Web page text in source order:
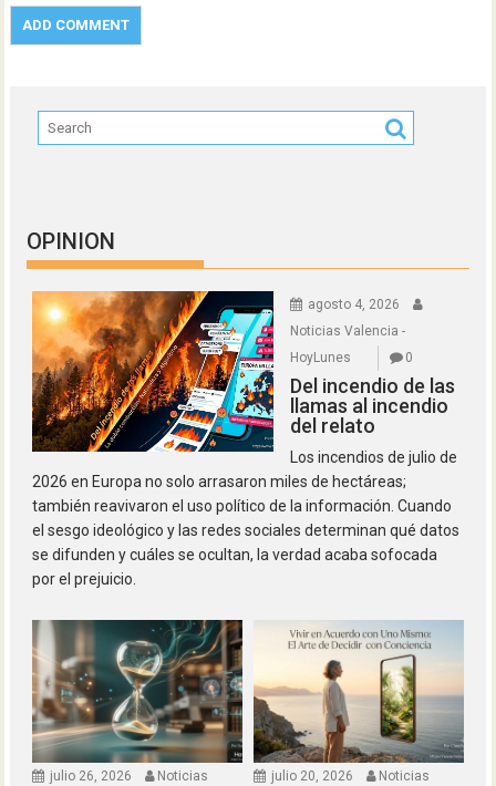
OPINION
agosto 4, 2026
Noticias Valencia -
HoyLunes
0
Del incendio de las
llamas al incendio
del relato
Los incendios de julio de
2026 en Europa no solo arrasaron miles de hectáreas;
también reavivaron el uso político de la información. Cuando
el sesgo ideológico y las redes sociales determinan qué datos
se difunden y cuáles se ocultan, la verdad acaba sofocada
por el prejuicio.
julio 26, 2026
Noticias
julio 20, 2026
Noticias